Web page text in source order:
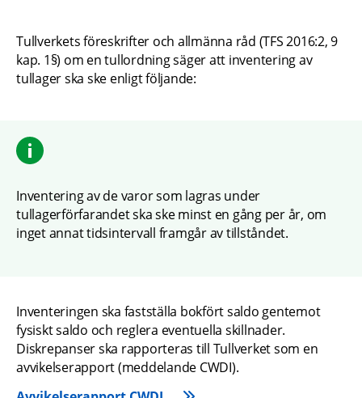
Tullverkets föreskrifter och allmänna råd (TFS 2016:2, 9
kap. 1§) om en tullordning säger att inventering av
tullager ska ske enligt följande:
Inventering av de varor som lagras under
tullagerförfarandet ska ske minst en gång per år, om
inget annat tidsintervall framgår av tillståndet.
Inventeringen ska fastställa bokfört saldo gentemot
fysiskt saldo och reglera eventuella skillnader.
Diskrepanser ska rapporteras till Tullverket som en
avvikelserapport (meddelande CWDI).